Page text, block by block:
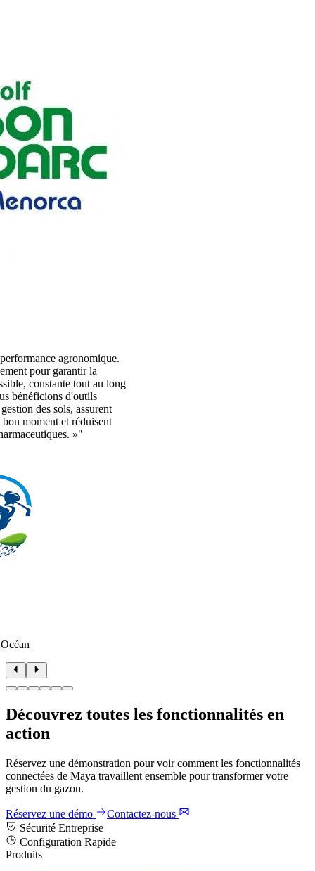
agronomique.
pour garantir la
constante tout au long
bénéficions d'outils
des sols, assurent
moment et réduisent
»"
Découvrez toutes les fonctionnalités en
action
Réservez une démonstration pour voir comment les fonctionnalités
connectées de Maya travaillent ensemble pour transformer votre
gestion du gazon.
Réservez une démo
Contactez-nous
Sécurité Entreprise
Configuration Rapide
Produits